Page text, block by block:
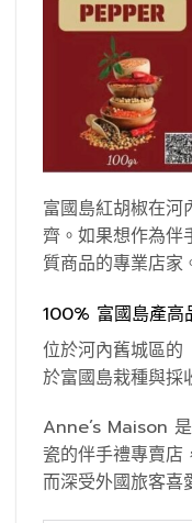
富國島紅胡椒在河
齊。如果想作為伴
質商品的專業店家
100% 富國島產高
位於河內舊城區
於富國島栽種與採
Anne’s Maison
瓷的伴手禮專賣店
而深受外國旅客喜